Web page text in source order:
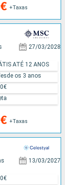
+Taxas
27/03/2028
+Taxas
ATÉ 12 ANOS
os 3 anos
13/03/2027